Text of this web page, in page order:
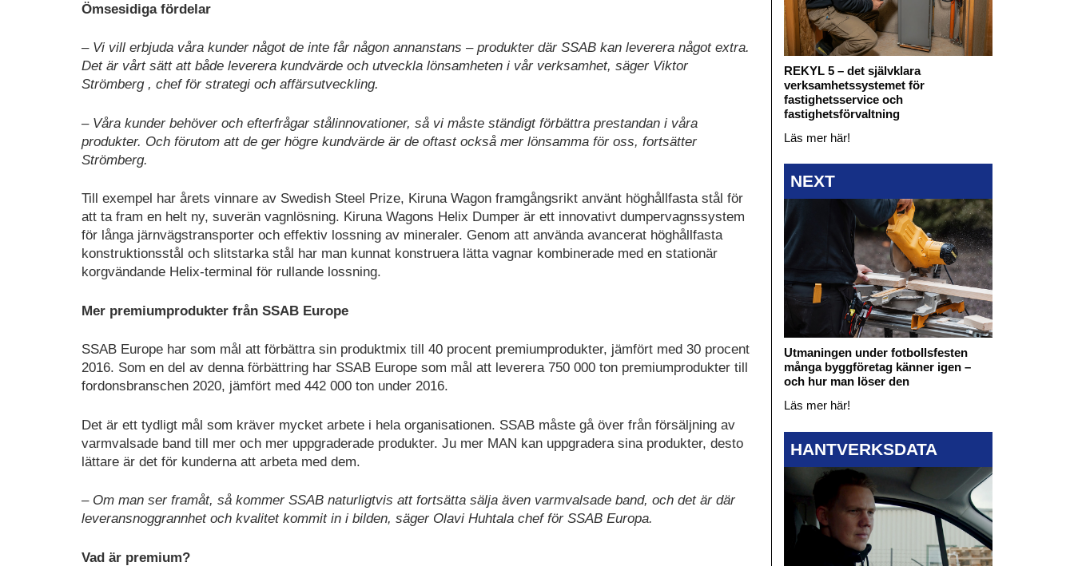
Ömsesidiga fördelar
– Vi vill erbjuda våra kunder något de inte får någon annanstans – produkter där SSAB kan leverera något extra.
Det är vårt sätt att både leverera kundvärde och utveckla lönsamheten i vår verksamhet, säger Viktor
Strömberg , chef för strategi och affärsutveckling.
– Våra kunder behöver och efterfrågar stålinnovationer, så vi måste ständigt förbättra prestandan i våra
produkter. Och förutom att de ger högre kundvärde är de oftast också mer lönsamma för oss, fortsätter
Strömberg.
Till exempel har årets vinnare av Swedish Steel Prize, Kiruna Wagon framgångsrikt använt höghållfasta stål för
att ta fram en helt ny, suverän vagnlösning. Kiruna Wagons Helix Dumper är ett innovativt dumpervagnssystem
för långa järnvägstransporter och effektiv lossning av mineraler. Genom att använda avancerat höghållfasta
konstruktionsstål och slitstarka stål har man kunnat konstruera lätta vagnar kombinerade med en stationär
korgvändande Helix-terminal för rullande lossning.
Mer premiumprodukter från SSAB Europe
SSAB Europe har som mål att förbättra sin produktmix till 40 procent premiumprodukter, jämfört med 30 procent
2016. Som en del av denna förbättring har SSAB Europe som mål att leverera 750 000 ton premiumprodukter till
fordonsbranschen 2020, jämfört med 442 000 ton under 2016.
Det är ett tydligt mål som kräver mycket arbete i hela organisationen. SSAB måste gå över från försäljning av
varmvalsade band till mer och mer uppgraderade produkter. Ju mer MAN kan uppgradera sina produkter, desto
lättare är det för kunderna att arbeta med dem.
– Om man ser framåt, så kommer SSAB naturligtvis att fortsätta sälja även varmvalsade band, och det är där
leveransnoggrannhet och kvalitet kommit in i bilden, säger Olavi Huhtala chef för SSAB Europa.
Vad är premium?
REKYL 5 – det självklara
verksamhetssystemet för
fastighetsservice och
fastighetsförvaltning
Läs mer här!
NEXT
Utmaningen under fotbollsfesten
många byggföretag känner igen –
och hur man löser den
Läs mer här!
HANTVERKSDATA